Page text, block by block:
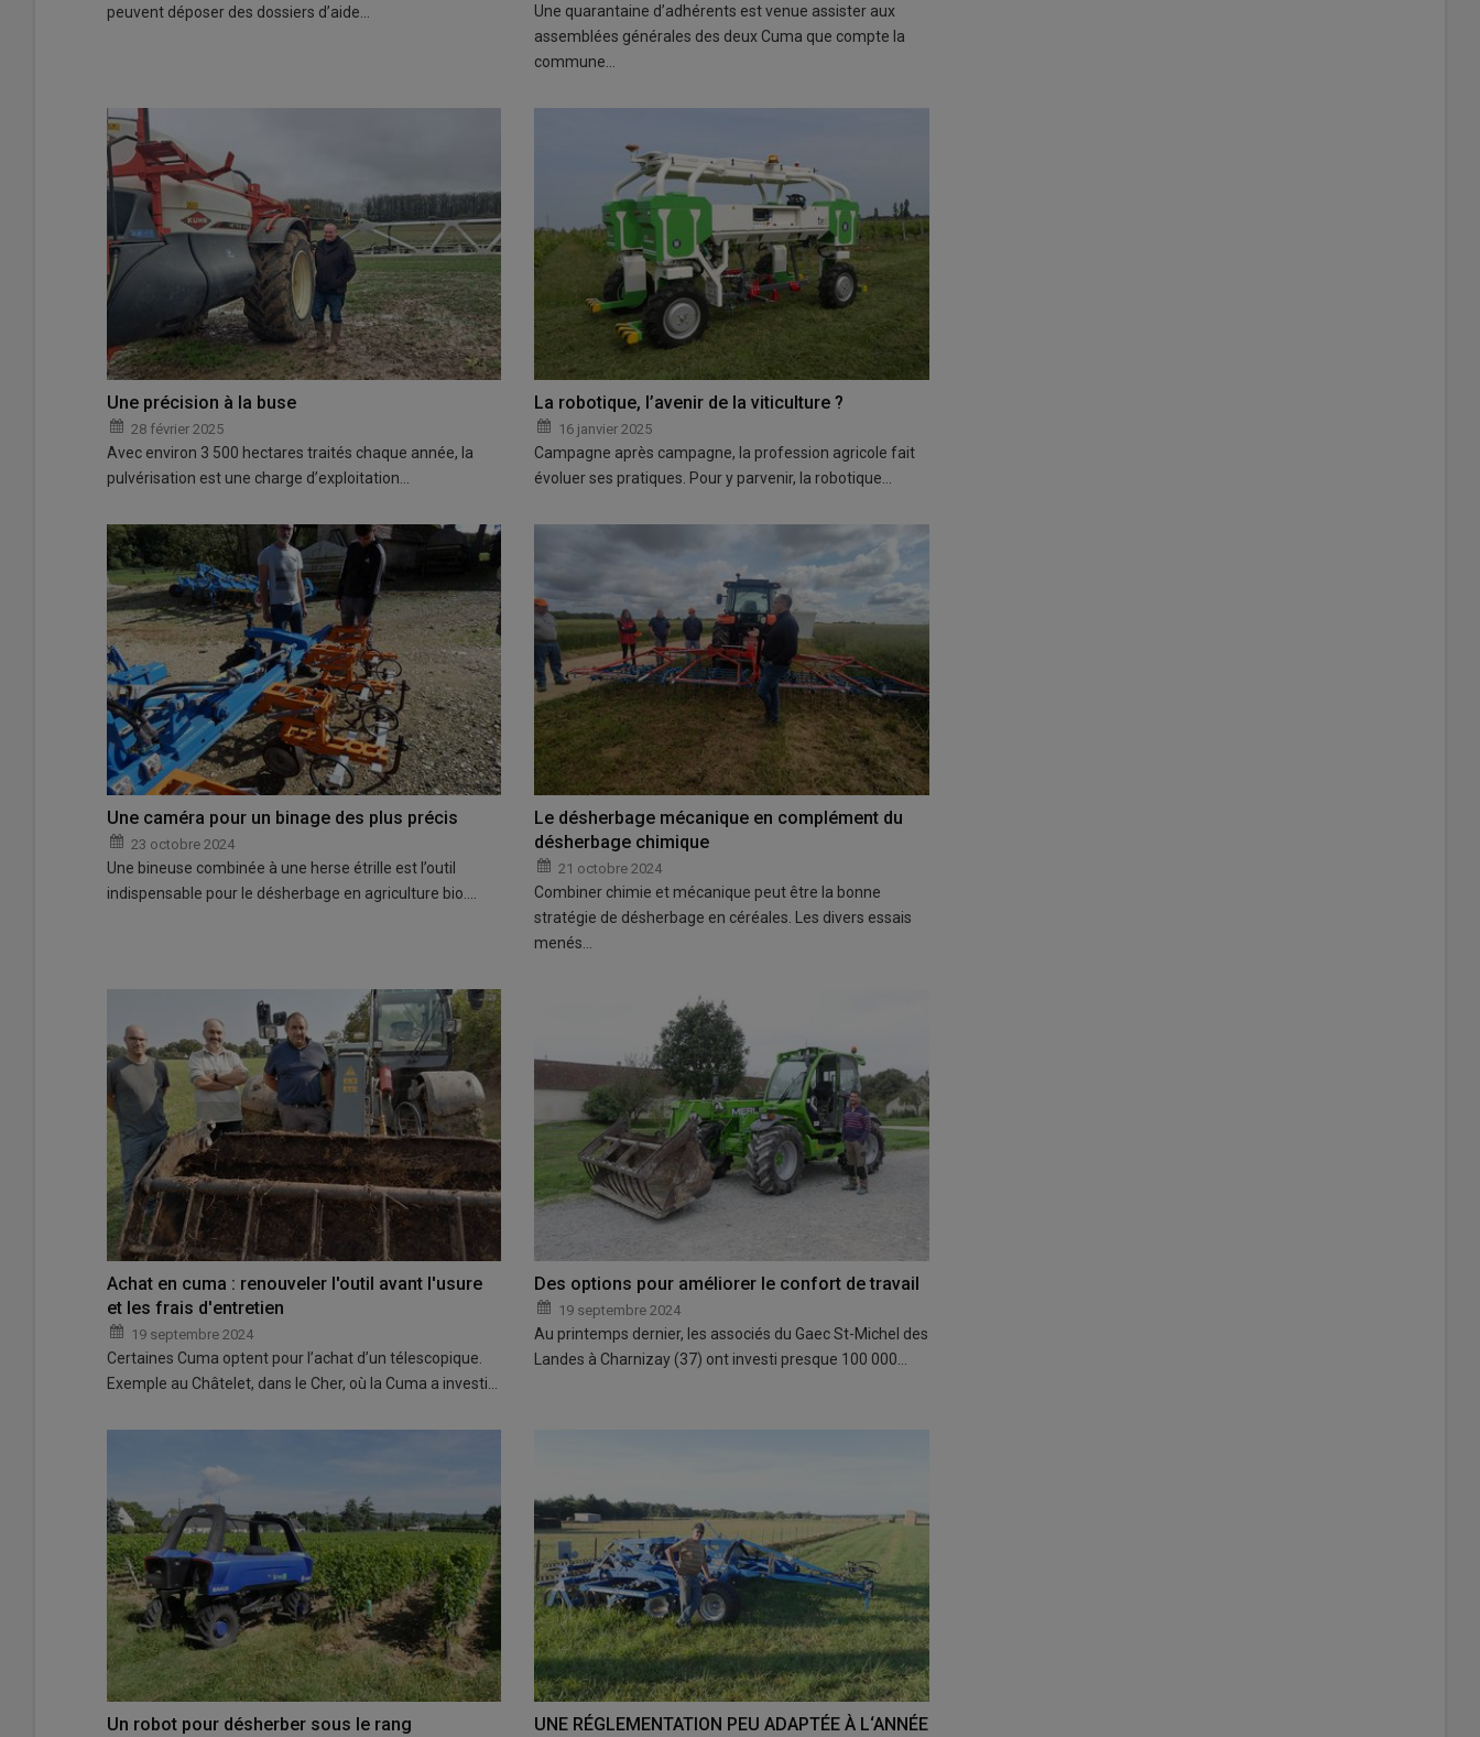
peuvent déposer des dossiers d’aide…
Une quarantaine d’adhérents est venue assister aux
assemblées générales des deux Cuma que compte la
commune…
Une précision à la buse
28 février 2025
Avec environ 3 500 hectares traités chaque année, la
pulvérisation est une charge d’exploitation…
La robotique, l’avenir de la viticulture ?
16 janvier 2025
Campagne après campagne, la profession agricole fait
évoluer ses pratiques. Pour y parvenir, la robotique…
Une caméra pour un binage des plus précis
23 octobre 2024
Une bineuse combinée à une herse étrille est l’outil
indispensable pour le désherbage en agriculture bio.…
Le désherbage mécanique en complément du
désherbage chimique
21 octobre 2024
Combiner chimie et mécanique peut être la bonne
stratégie de désherbage en céréales. Les divers essais
menés…
Achat en cuma : renouveler l'outil avant l'usure
et les frais d'entretien
19 septembre 2024
Certaines Cuma optent pour l’achat d’un télescopique.
Exemple au Châtelet, dans le Cher, où la Cuma a investi…
Des options pour améliorer le confort de travail
19 septembre 2024
Au printemps dernier, les associés du Gaec St-Michel des
Landes à Charnizay (37) ont investi presque 100 000…
Un robot pour désherber sous le rang UNE RÉGLEMENTATION PEU ADAPTÉE À L‘ANNÉE